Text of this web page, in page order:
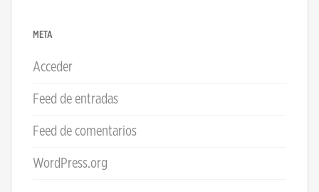
META
Acceder
Feed de entradas
Feed de comentarios
WordPress.org